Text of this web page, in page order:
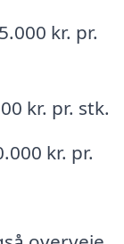
kr. pr.
kr. pr. stk.
kr. pr.